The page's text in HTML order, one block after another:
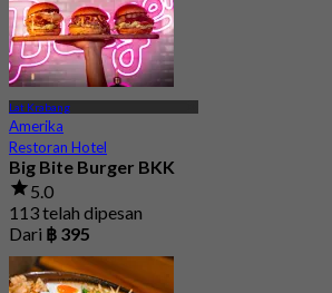
Lat Krabang
Amerika
Restoran Hotel
Big Bite Burger BKK
5.0
113 telah dipesan
Dari ฿ 395